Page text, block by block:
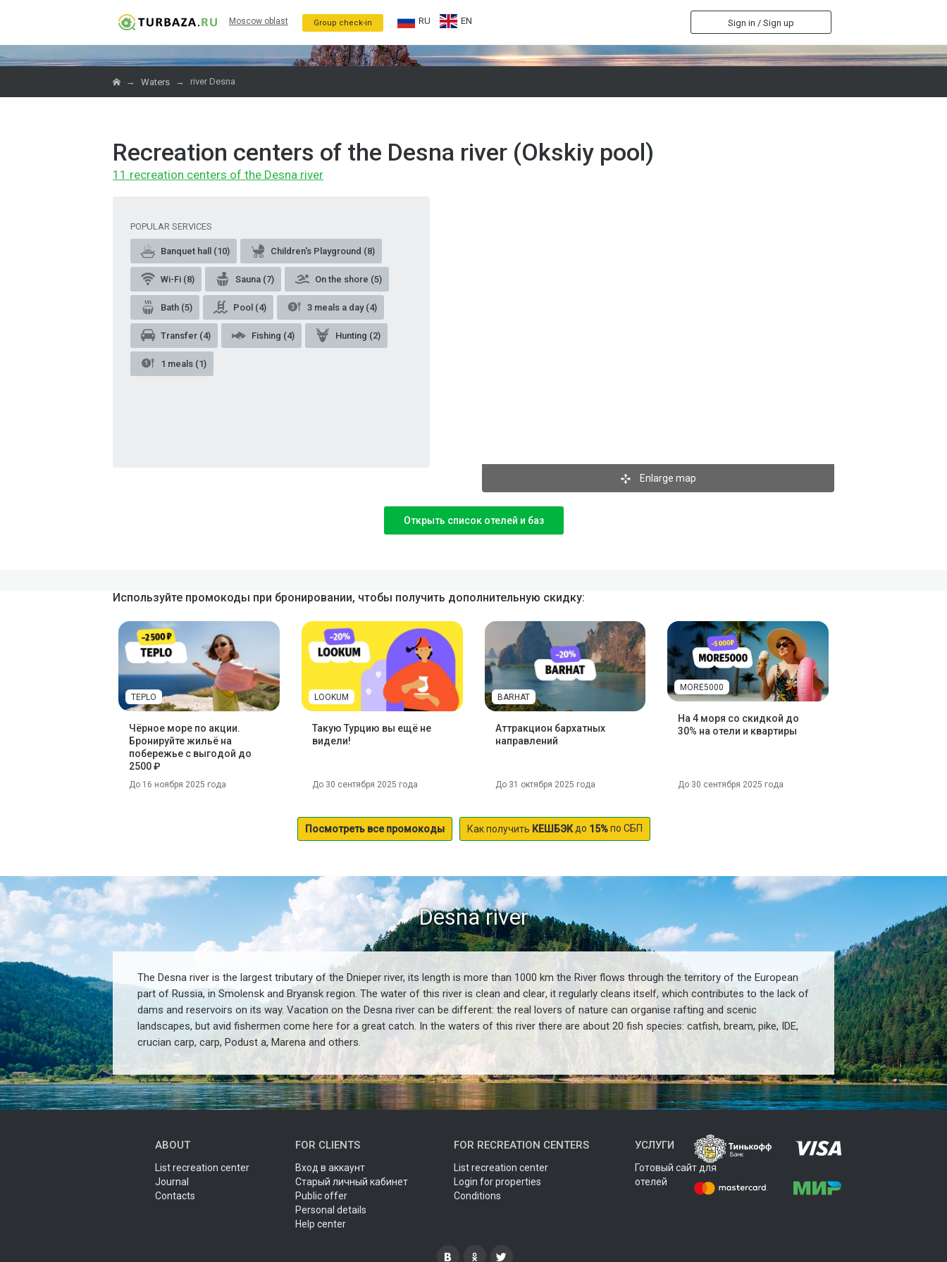
Moscow oblast Group check-in RU EN Sign in / Sign up
→ Waters → river Desna
Recreation centers of the Desna river (Okskiy pool)
11 recreation centers of the Desna river
POPULAR SERVICES
Banquet hall (10) Children's Playground (8)
Wi-Fi (8) Sauna (7) On the shore (5)
Bath (5) Pool (4) 3 meals a day (4)
Transfer (4) Fishing (4) Hunting (2)
1 meals (1)
Enlarge map
Открыть список отелей и баз
Используйте промокоды при бронировании, чтобы получить дополнительную скидку:
TEPLO
Чёрное море по акции.
Бронируйте жильё на
побережье с выгодой до
2500 ₽
До 16 ноября 2025 года
LOOKUM
Такую Турцию вы ещё не
видели!
До 30 сентября 2025 года
BARHAT
Аттракцион бархатных
направлений
До 31 октября 2025 года
MORE5000
На 4 моря со скидкой до
30% на отели и квартиры
До 30 сентября 2025 года
Посмотреть все промокоды Как получить КЕШБЭКдо 15%по СБП
Desna river
The Desna river is the largest tributary of the Dnieper river, its length is more than 1000 km the River flows through the territory of the European
part of Russia, in Smolensk and Bryansk region. The water of this river is clean and clear, it regularly cleans itself, which contributes to the lack of
dams and reservoirs on its way. Vacation on the Desna river can be different: the real lovers of nature can organise rafting and scenic
landscapes, but avid fishermen come here for a great catch. In the waters of this river there are about 20 fish species: catfish, bream, pike, IDE,
crucian carp, carp, Podust a, Marena and others.
ABOUT
List recreation center
Journal
Contacts
FOR CLIENTS
Вход в аккаунт
Старый личный кабинет
Public offer
Personal details
Help center
FOR RECREATION CENTERS
List recreation center
Login for properties
Conditions
УСЛУГИ
Готовый сайт для
отелей